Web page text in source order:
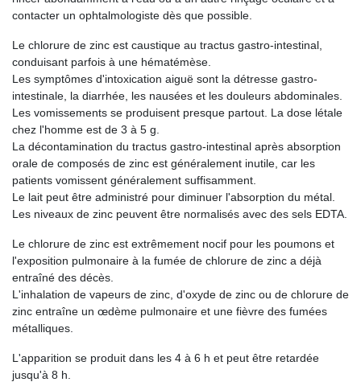
contacter un ophtalmologiste dès que possible.
Le chlorure de zinc est caustique au tractus gastro-intestinal,
conduisant parfois à une hématémèse.
Les symptômes d'intoxication aiguë sont la détresse gastro-
intestinale, la diarrhée, les nausées et les douleurs abdominales.
Les vomissements se produisent presque partout. La dose létale
chez l'homme est de 3 à 5 g.
La décontamination du tractus gastro-intestinal après absorption
orale de composés de zinc est généralement inutile, car les
patients vomissent généralement suffisamment.
Le lait peut être administré pour diminuer l'absorption du métal.
Les niveaux de zinc peuvent être normalisés avec des sels EDTA.
Le chlorure de zinc est extrêmement nocif pour les poumons et
l'exposition pulmonaire à la fumée de chlorure de zinc a déjà
entraîné des décès.
L'inhalation de vapeurs de zinc, d'oxyde de zinc ou de chlorure de
zinc entraîne un œdème pulmonaire et une fièvre des fumées
métalliques.
L'apparition se produit dans les 4 à 6 h et peut être retardée
jusqu'à 8 h.